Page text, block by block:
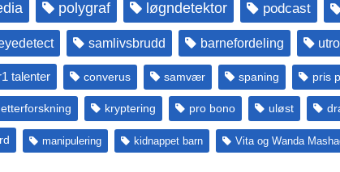
polygraf løgndetektor podcast
samlivsbrudd barnefordeling
talenter converus samvær spaning pris
etterforskning kryptering pro bono uløst
manipulering kidnappet barn Vita og Wanda